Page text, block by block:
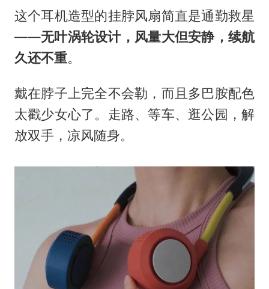
这个耳机造型的挂脖风扇简直是通勤救星
——无叶涡轮设计，风量大但安静，续航
久还不重。
戴在脖子上完全不会勒，而且多巴胺配色
太戳少女心了。走路、等车、逛公园，解
放双手，凉风随身。